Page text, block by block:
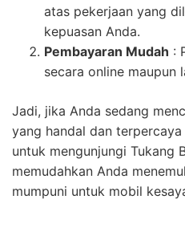
atas pekerjaan yang
kepuasan Anda.
Pembayaran Mudah :
secara online maupun
Jadi, jika Anda sedang
yang handal dan
untuk mengunjungi Tukang
memudahkan Anda
mumpuni untuk mobil